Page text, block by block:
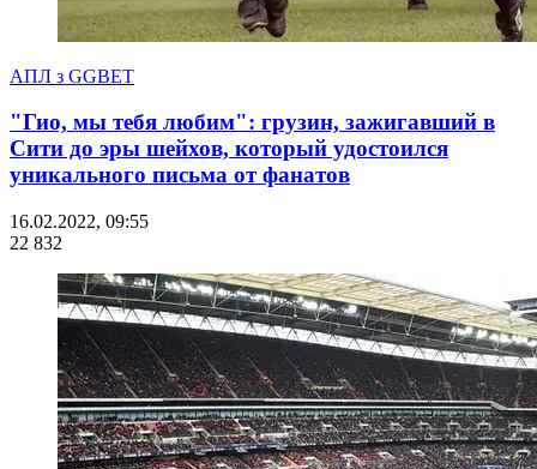
АПЛ з GGBET
"Гио, мы тебя любим": грузин, зажигавший в
Сити до эры шейхов, который удостоился
уникального письма от фанатов
16.02.2022, 09:55
22 832